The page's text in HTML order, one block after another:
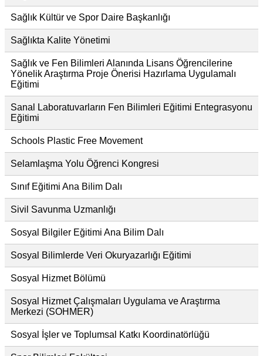
Sağlık Kültür ve Spor Daire Başkanlığı
Sağlıkta Kalite Yönetimi
Sağlık ve Fen Bilimleri Alanında Lisans Öğrencilerine
Yönelik Araştırma Proje Önerisi Hazırlama Uygulamalı
Eğitimi
Sanal Laboratuvarların Fen Bilimleri Eğitimi Entegrasyonu
Eğitimi
Schools Plastic Free Movement
Selamlaşma Yolu Öğrenci Kongresi
Sınıf Eğitimi Ana Bilim Dalı
Sivil Savunma Uzmanlığı
Sosyal Bilgiler Eğitimi Ana Bilim Dalı
Sosyal Bilimlerde Veri Okuryazarlığı Eğitimi
Sosyal Hizmet Bölümü
Sosyal Hizmet Çalışmaları Uygulama ve Araştırma
Merkezi (SOHMER)
Sosyal İşler ve Toplumsal Katkı Koordinatörlüğü